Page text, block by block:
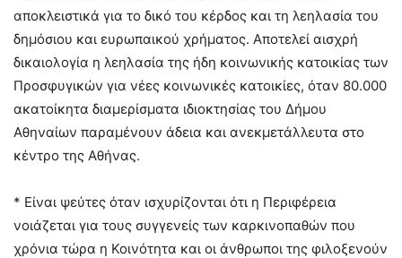
αποκλειστικά για το δικό του κέρδος και τη λεηλασία του
δημόσιου και ευρωπαικού χρήματος. Αποτελεί αισχρή
δικαιολογία η λεηλασία της ήδη κοινωνικής κατοικίας των
Προσφυγικών για νέες κοινωνικές κατοικίες, όταν 80.000
ακατοίκητα διαμερίσματα ιδιοκτησίας του Δήμου
Αθηναίων παραμένουν άδεια και ανεκμετάλλευτα στο
κέντρο της Αθήνας.
* Είναι ψεύτες όταν ισχυρίζονται ότι η Περιφέρεια
νοιάζεται για τους συγγενείς των καρκινοπαθών που
χρόνια τώρα η Κοινότητα και οι άνθρωποι της φιλοξενούν